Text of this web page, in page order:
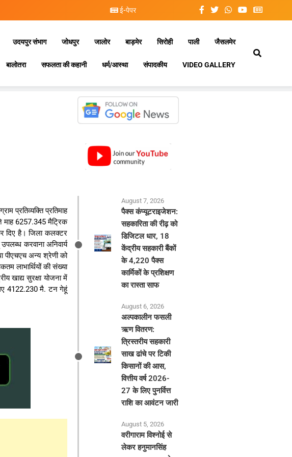
ई-पेपर
उदयपुर संभाग जोधपुर जालोर बाड़मेर सिरोही पाली जैसलमेर
बालोतरा सफलता की कहानी धर्म/आस्था संपादकीय VIDEO GALLERY
प्रतिव्यक्ति प्रतिमाह
माह 6257.345 मैट्रिक
दिए है। जिला कलक्टर
करवाना अनिवार्य
पीएचएच अन्य श्रेणी को
लाभार्थियों की संख्या
खाद्य सुरक्षा योजना में
4122.230 मै. टन गेहूं
August 7, 2026
पैक्स कंप्यूटराइजेशन:
सहकारिता की रीढ़ को
डिजिटल धार, 18
केंद्रीय सहकारी बैंकों
के 4,220 पैक्स
कार्मिकों के प्रशिक्षण
का रास्ता साफ
August 6, 2026
अल्पकालीन फसली
ऋण वितरण:
त्रिस्तरीय सहकारी
साख ढांचे पर टिकी
किसानों की आस,
वित्तीय वर्ष 2026-
27 के लिए पुनर्वित्त
राशि का आवंटन जारी
August 5, 2026
वरीगाराम विश्नोई से
लेकर हनुमानसिंह